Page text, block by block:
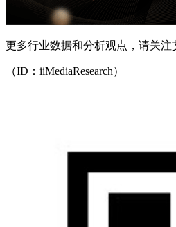
更多行业数据和分析观点，请关注
（ID：iiMediaResearch）